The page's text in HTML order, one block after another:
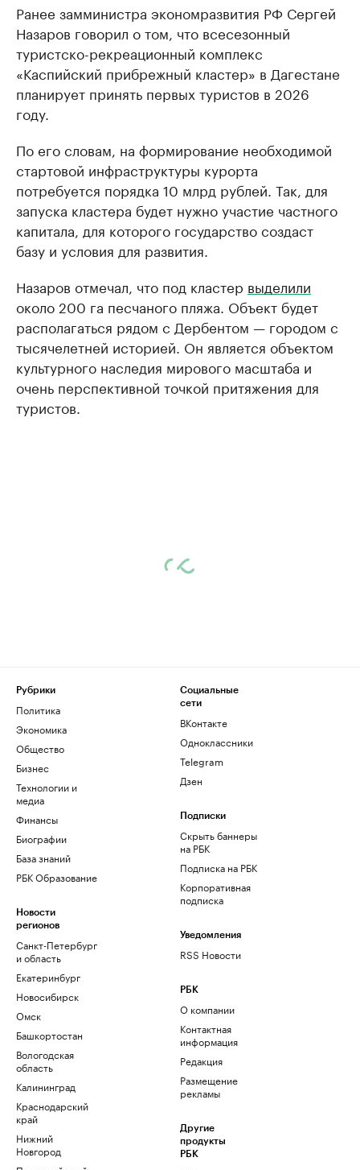
Ранее замминистра экономразвития РФ Сергей
Назаров говорил о том, что всесезонный
туристско-рекреационный комплекс
«Каспийский прибрежный кластер» в Дагестане
планирует принять первых туристов в 2026
году.
По его словам, на формирование необходимой
стартовой инфраструктуры курорта
потребуется порядка 10 млрд рублей. Так, для
запуска кластера будет нужно участие частного
капитала, для которого государство создаст
базу и условия для развития.
Назаров отмечал, что под кластер выделили
около 200 га песчаного пляжа. Объект будет
располагаться рядом с Дербентом — городом с
тысячелетней историей. Он является объектом
культурного наследия мирового масштаба и
очень перспективной точкой притяжения для
туристов.
Рубрики
Политика
Экономика
Общество
Бизнес
Технологии и
медиа
Финансы
Биографии
База знаний
РБК Образование
Новости
регионов
Санкт-Петербург
и область
Екатеринбург
Новосибирск
Омск
Башкортостан
Вологодская
область
Калининград
Краснодарский
край
Нижний
Новгород
Социальные
сети
ВКонтакте
Одноклассники
Telegram
Дзен
Подписки
Скрыть баннеры
на РБК
Подписка на РБК
Корпоративная
подписка
Уведомления
RSS Новости
РБК
О компании
Контактная
информация
Редакция
Размещение
рекламы
Другие
продукты
РБК